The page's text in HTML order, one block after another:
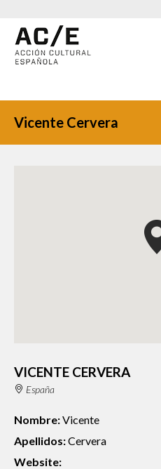
Vicente Cervera
VICENTE CERVERA
España
Nombre:Vicente
Apellidos:Cervera
Website: